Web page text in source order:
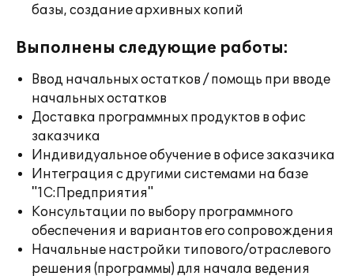
базы, создание архивных копий
Выполнены следующие работы:
Ввод начальных остатков / помощь при вводе
начальных остатков
Доставка программных продуктов в офис
заказчика
Индивидуальное обучение в офисе заказчика
Интеграция с другими системами на базе
"1С:Предприятия"
Консультации по выбору программного
обеспечения и вариантов его сопровождения
Начальные настройки типового/отраслевого
решения (программы) для начала ведения